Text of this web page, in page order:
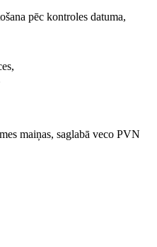
pēc kontroles datuma,
maiņas, saglabā veco PVN